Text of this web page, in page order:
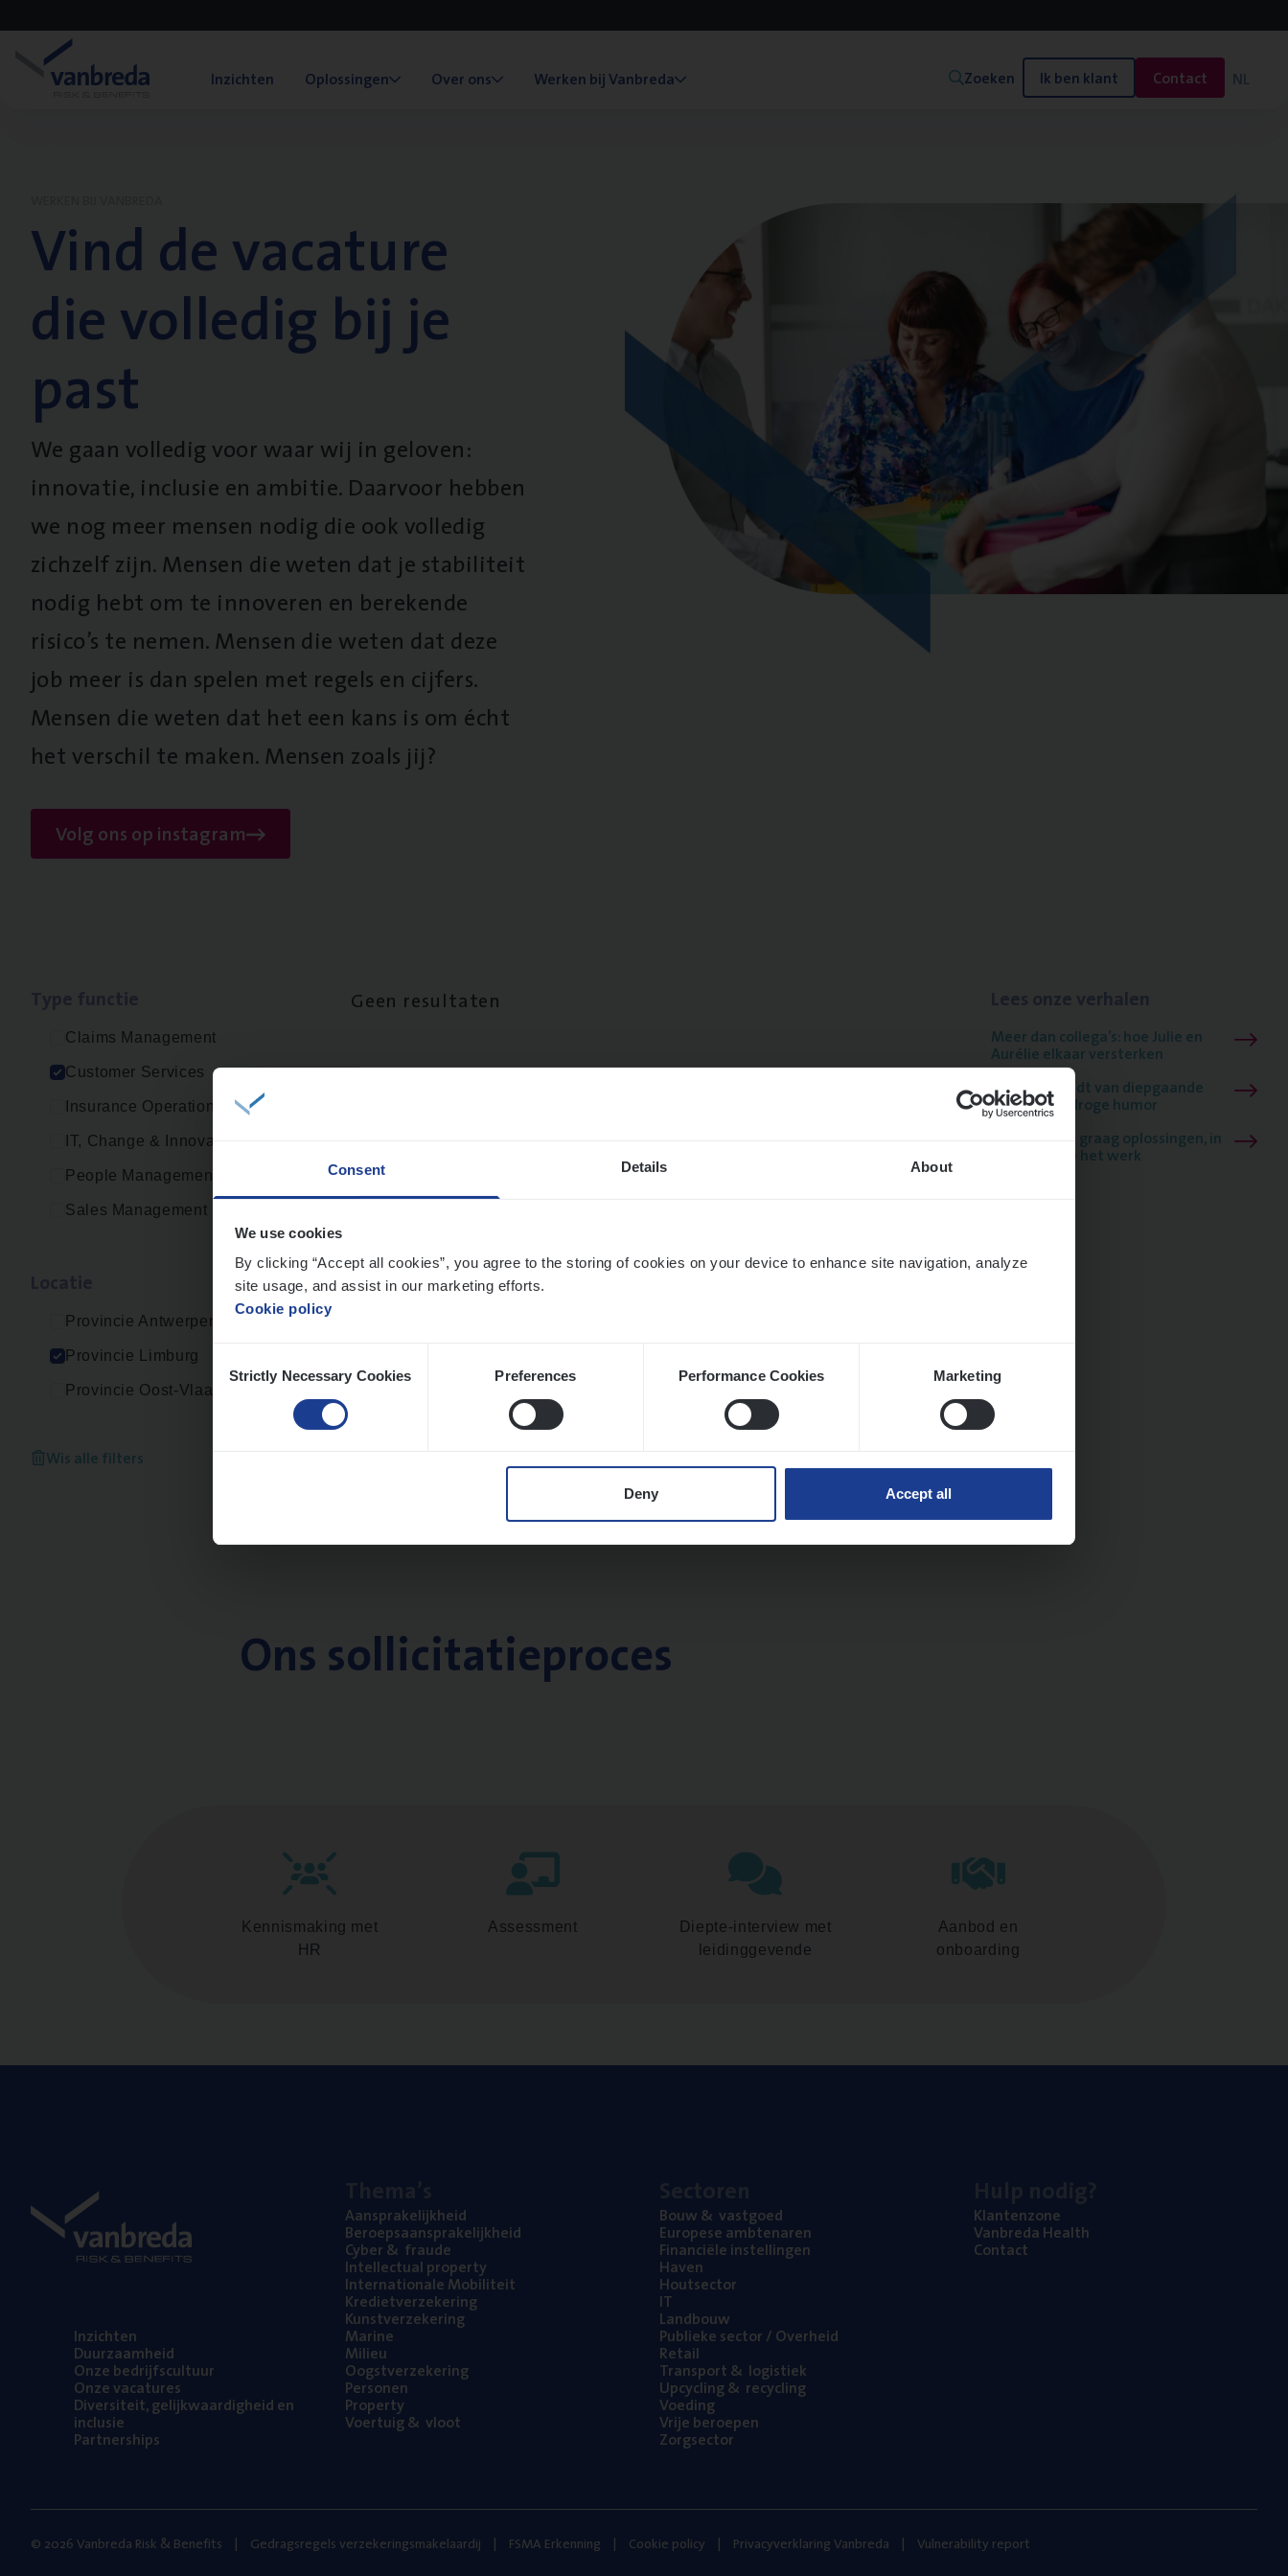
Consent Details About
We use cookies
By clicking “Accept all cookies”, you agree to the storing of cookies on your device to enhance site navigation, analyze
site usage, and assist in our marketing efforts.
Cookie policy
Selection
Strictly Necessary Cookies Preferences Performance Cookies Marketing
Deny Accept all
Inzichten Oplossingen Over ons Werken bij Vanbreda Zoeken Ik ben klant Contact NL
Vind de vacature
die volledig bij je
past
We gaan volledig voor waar wij in geloven:
innovatie, inclusie en ambitie. Daarvoor hebben
we nog meer mensen nodig die ook volledig
zichzelf zijn. Mensen die weten dat je stabiliteit
nodig hebt om te innoveren en berekende
risico’s te nemen. Mensen die weten dat deze
job meer is dan spelen met regels en cijfers.
Mensen die weten dat het een kans is om écht
het verschil te maken. Mensen zoals jij?
Volg ons op instagram
Claims Management
Customer Services
Insurance Operations
IT, Change & Innovation
People Management
Sales Management
Provincie Antwerpen
Provincie Limburg
Provincie Oost-Vlaanderen
Wis alle filters
Geen resultaten
Meer dan collega’s: hoe Julie en
Aurélie elkaar versterken
Mathias houdt van diepgaande
dossiers én droge humor
Thalia zoekt graag oplossingen, in
games én op het werk
Ons sollicitatieproces
Kennismaking met
HR
Assessment
Diepte-interview met
leidinggevende
Aanbod en
onboarding
Inzich­ten
Duur­zaam­heid
Onze bedrijfs­cul­tuur
Onze vaca­tu­res
Diver­si­teit, gelijk­waar­dig­heid en
inclusie
Part­ner­ships
Aan­spra­ke­lijk­heid
Beroeps­aan­spra­ke­lijk­heid
Cyber& fraude
Intel­lec­tu­al property
Inter­na­ti­o­na­le Mobiliteit
Kre­diet­ver­ze­ke­ring
Kunst­ver­ze­ke­ring
Mari­ne
Mili­eu
Oogst­ver­ze­ke­ring
Per­so­nen
Pro­per­ty
Voer­tuig& vloot
Bouw& vastgoed
Euro­pe­se ambtenaren
Finan­ci­ë­le instellingen
Haven
Hout­sec­tor
IT
Land­bouw
Publie­ke sec­tor / Overheid
Retail
Trans­port& logistiek
Upcy­cling& recycling
Voe­ding
Vrije beroe­pen
Zorg­sec­tor
Klan­ten­zo­ne
Van­b­re­da Health
Con­tact
© 2026 Vanbreda Risk & Benefits Gedragsregels verzekeringsmakelaardij FSMA Erkenning Cookie policy Privacyverklaring Vanbreda Vulnerability report